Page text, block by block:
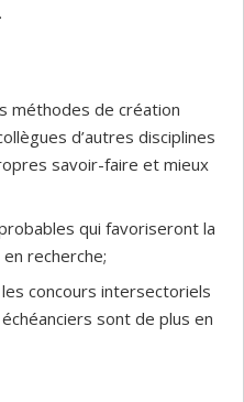
.
méthodes de création
d’autres disciplines
savoir-faire et mieux
qui favoriseront la
recherche;
concours intersectoriels
sont de plus en